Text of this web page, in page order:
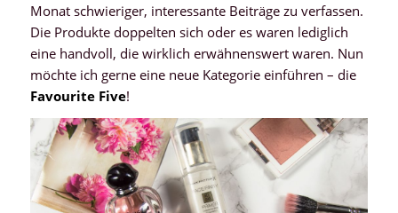
Monat schwieriger, interessante Beiträge zu verfassen.
Die Produkte doppelten sich oder es waren lediglich
eine handvoll, die wirklich erwähnenswert waren. Nun
möchte ich gerne eine neue Kategorie einführen – die
Favourite Five!